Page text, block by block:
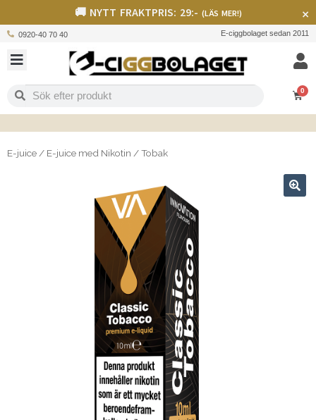
🚚 NYTT FRAKTPRIS: 29:- (LÄS MER!) ×
0920-40 70 40 E-ciggbolaget sedan 2011
0
E-juice / E-juice med Nikotin /Tobak